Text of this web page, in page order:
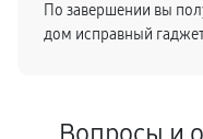
По завершении вы
дом исправный